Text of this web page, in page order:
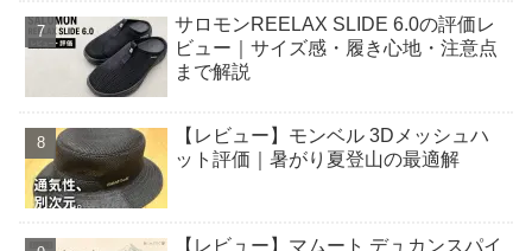
サロモンREELAX SLIDE 6.0の評価レ
ビュー｜サイズ感・履き心地・注意点
まで解説
【レビュー】モンベル 3Dメッシュハ
ット評価｜暑がり夏登山の最適解
【レビュー】マムート デュカンスパイ